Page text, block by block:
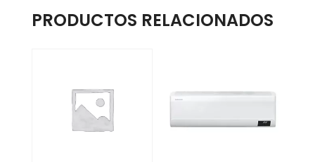
PRODUCTOS RELACIONADOS